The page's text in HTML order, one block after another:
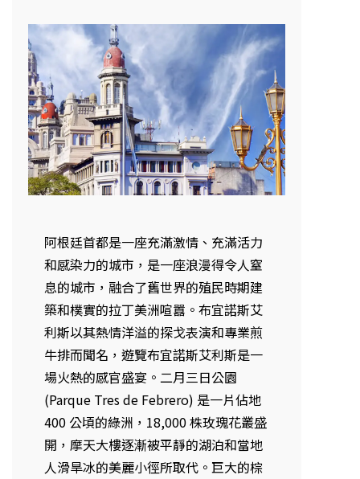
阿根廷首都是一座充滿激情、充滿活力
和感染力的城市，是一座浪漫得令人窒
息的城市，融合了舊世界的殖民時期建
築和樸實的拉丁美洲喧囂。布宜諾斯艾
利斯以其熱情洋溢的探戈表演和專業煎
牛排而聞名，遊覽布宜諾斯艾利斯是一
場火熱的感官盛宴。二月三日公園
(Parque Tres de Febrero) 是一片佔地
400 公頃的綠洲，18,000 株玫瑰花叢盛
開，摩天大樓逐漸被平靜的湖泊和當地
人滑旱冰的美麗小徑所取代。巨大的棕